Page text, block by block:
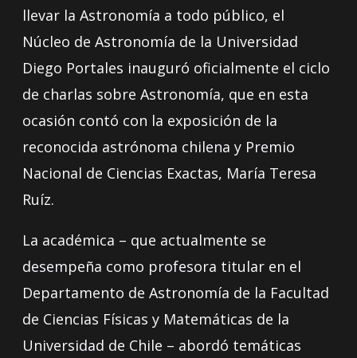
llevar la Astronomía a todo público, el
Núcleo de Astronomía de la Universidad
Diego Portales inauguró oficialmente el ciclo
de charlas sobre Astronomía, que en esta
ocasión contó con la exposición de la
reconocida astrónoma chilena y Premio
Nacional de Ciencias Exactas, María Teresa
Ruíz.
La académica – que actualmente se
desempeña como profesora titular en el
Departamento de Astronomía de la Facultad
de Ciencias Físicas y Matemáticas de la
Universidad de Chile – abordó temáticas